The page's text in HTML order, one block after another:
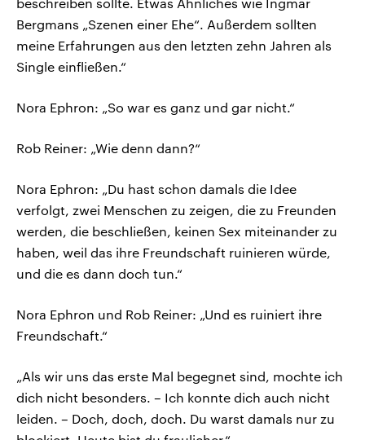
beschreiben sollte. Etwas Ähnliches wie Ingmar
Bergmans „Szenen einer Ehe“. Außerdem sollten
meine Erfahrungen aus den letzten zehn Jahren als
Single einfließen.“
Nora Ephron: „So war es ganz und gar nicht.“
Rob Reiner: „Wie denn dann?“
Nora Ephron: „Du hast schon damals die Idee
verfolgt, zwei Menschen zu zeigen, die zu Freunden
werden, die beschließen, keinen Sex miteinander zu
haben, weil das ihre Freundschaft ruinieren würde,
und die es dann doch tun.“
Nora Ephron und Rob Reiner: „Und es ruiniert ihre
Freundschaft.“
„Als wir uns das erste Mal begegnet sind, mochte ich
dich nicht besonders. – Ich konnte dich auch nicht
leiden. – Doch, doch, doch. Du warst damals nur zu